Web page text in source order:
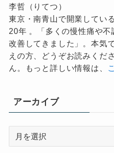
李哲（りてつ）
東京・南青山で開業してい
20年 。「多くの慢性痛や
改善してきました」。本気
えの方、どうぞお読みくだ
ん。もっと詳しい情報は、
アーカイブ